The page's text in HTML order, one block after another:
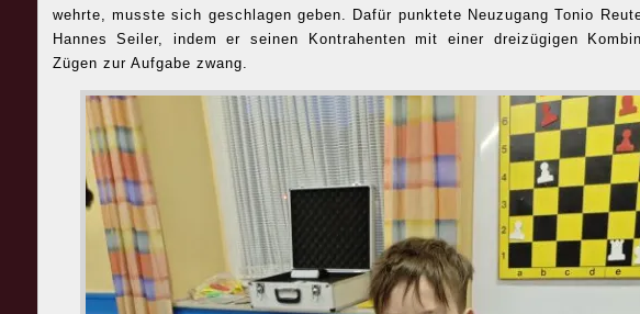
wehrte, musste sich geschlagen geben. Dafür punktete Neuzugang Tonio
Hannes Seiler, indem er seinen Kontrahenten mit einer dreizügigen
Zügen zur Aufgabe zwang.